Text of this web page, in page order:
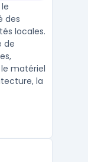
des
locales.
de
matériel
la